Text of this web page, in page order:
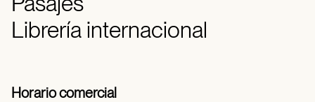
Librería internacional
Horario comercial